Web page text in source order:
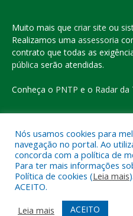
Muito mais que criar site ou
Realizamos uma assessoria
contrato que todas as
pública serão atendidas.
Conheça o PNTP e o Radar da
Todos os direitos reservados a
do
Mapa do Site
Acessar
Nós usamos cookies para
navegação no portal. Ao
concorda com a política de
Para ter mais informações
Política de cookies (Leia mais
ACEITO.
Leia mais
ACEITO